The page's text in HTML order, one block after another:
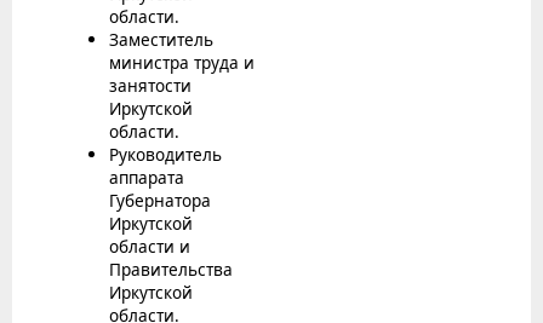
области.
Заместитель
министра труда и
занятости
Иркутской
области.
Руководитель
аппарата
Губернатора
Иркутской
области и
Правительства
Иркутской
области.